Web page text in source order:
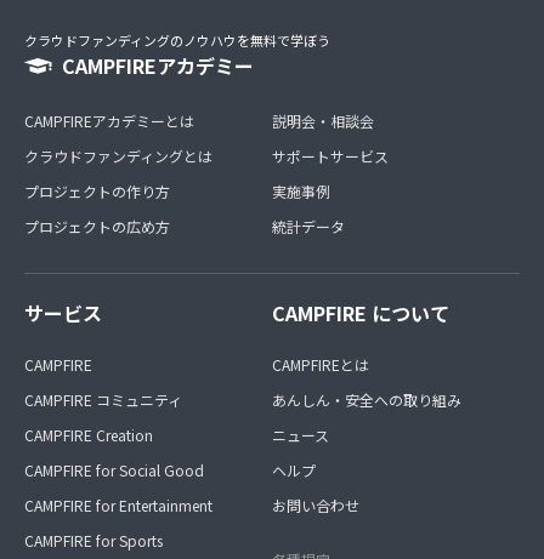
クラウドファンディングのノウハウを無料で学ぼう
CAMPFIREアカデミー
CAMPFIREアカデミーとは
クラウドファンディングとは
プロジェクトの作り方
プロジェクトの広め方
説明会・相談会
サポートサービス
実施事例
統計データ
サービス
CAMPFIRE
CAMPFIRE コミュニティ
CAMPFIRE Creation
CAMPFIRE for Social Good
CAMPFIRE for Entertainment
CAMPFIRE for Sports
CAMPFIRE について
CAMPFIREとは
あんしん・安全への取り組み
ニュース
ヘルプ
お問い合わせ